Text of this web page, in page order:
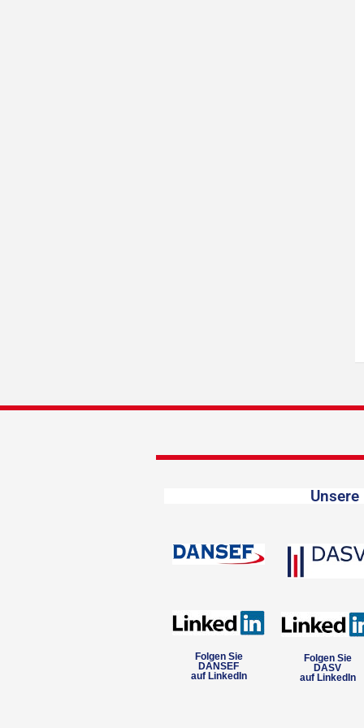
Folgen Sie
DANSEF
auf LinkedIn
Folgen Sie
DASV
auf LinkedIn